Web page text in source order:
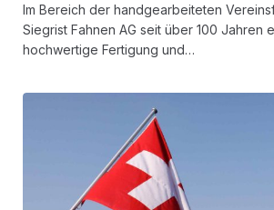
Im Bereich der handgearbeiteten
Siegrist Fahnen AG seit über 100 Jahren
hochwertige Fertigung und…